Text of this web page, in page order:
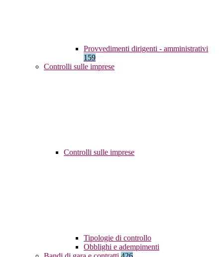
Provvedimenti dirigenti - amministrativi
159
Controlli sulle imprese
Controlli sulle imprese
Tipologie di controllo
Obblighi e adempimenti